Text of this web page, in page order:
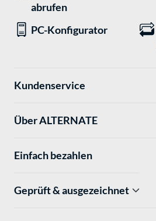
abrufen
PC-Konfigurator
Kundenservice
Über ALTERNATE
Einfach bezahlen
Geprüft & ausgezeichnet